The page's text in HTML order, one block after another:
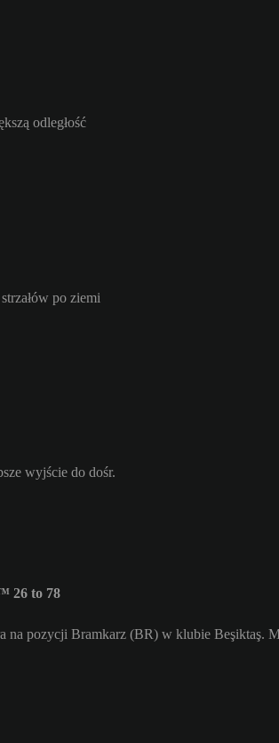
odległość
po ziemi
wyjście do dośr.
26 to 78
pozycji Bramkarz (BR) w klubie Beşiktaş.